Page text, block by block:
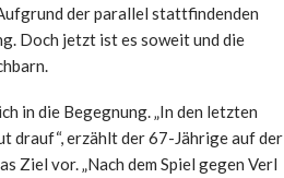
der parallel stattfindenden
Doch jetzt ist es soweit und die
in die Begegnung. „In den letzten
drauf“, erzählt der 67-Jährige auf der
Ziel vor. „Nach dem Spiel gegen Verl